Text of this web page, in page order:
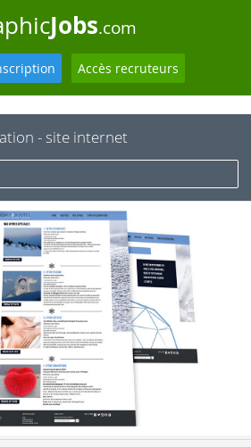
Jobs.com
Accès recruteurs
- site internet